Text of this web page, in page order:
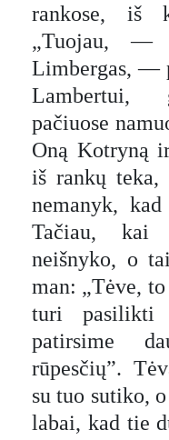
rankose, iš
„Tuojau, —
Limbergas, —
Lambertui,
pačiuose
Oną Kotryną
iš rankų teka,
nemanyk,
Tačiau, kai
neišnyko, o
man: „Tėve,
turi pasilikti
patirsime
rūpesčių”.
su tuo sutiko,
labai, kad tie